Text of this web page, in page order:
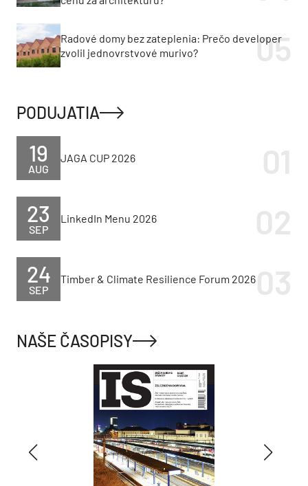
Radové domy bez zateplenia: Prečo developer
zvolil jednovrstvové murivo?
PODUJATIA
AUG
19 JAGA CUP 2026
SEP
23 LinkedIn Menu 2026
SEP
24 Timber & Climate Resilience Forum 2026
NAŠE ČASOPISY